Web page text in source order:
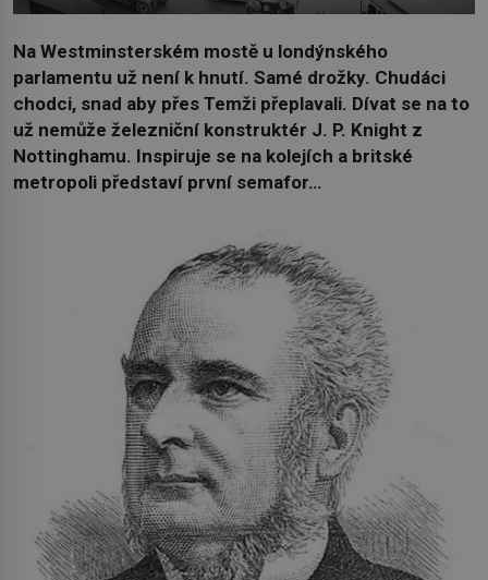
Na Westminsterském mostě u londýnského
parlamentu už není k hnutí. Samé drožky. Chudáci
chodci, snad aby přes Temži přeplavali. Dívat se na to
už nemůže železniční konstruktér J. P. Knight z
Nottinghamu. Inspiruje se na kolejích a britské
metropoli představí první semafor…